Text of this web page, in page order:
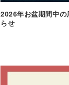
2026年お盆期間中の
らせ